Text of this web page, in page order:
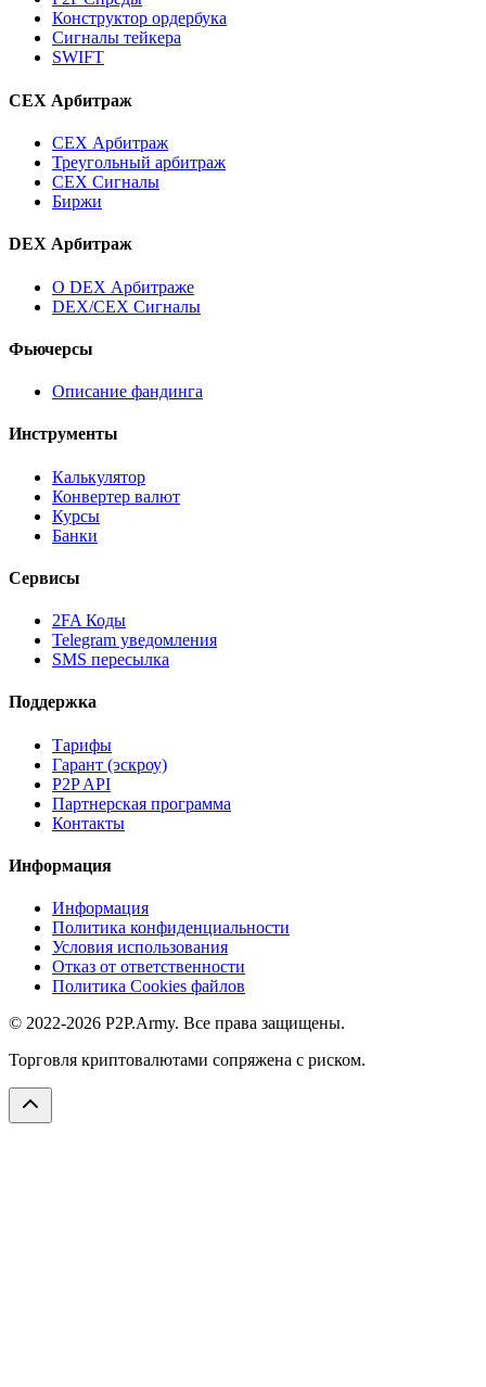
Конструктор ордербука
Сигналы тейкера
SWIFT
CEX Арбитраж
CEX Арбитраж
Треугольный арбитраж
CEX Сигналы
Биржи
DEX Арбитраж
О DEX Арбитраже
DEX/CEX Сигналы
Фьючерсы
Описание фандинга
Инструменты
Калькулятор
Конвертер валют
Курсы
Банки
Сервисы
2FA Коды
Telegram уведомления
SMS пересылка
Поддержка
Тарифы
Гарант (эскроу)
P2P API
Партнерская программа
Контакты
Информация
Информация
Политика конфиденциальности
Условия использования
Отказ от ответственности
Политика Cookies файлов
© 2022-2026 P2P.Army. Все права защищены.
Торговля криптовалютами сопряжена с риском.